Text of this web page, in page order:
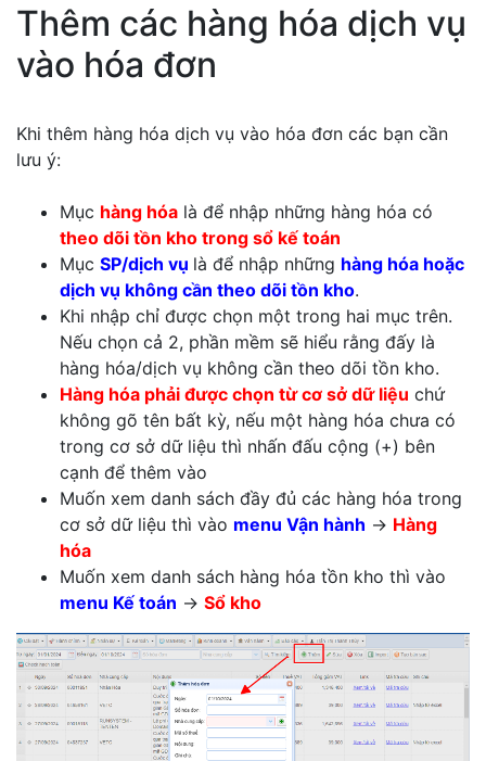
Thêm các hàng hóa dịch vụ
vào hóa đơn
Khi thêm hàng hóa dịch vụ vào hóa đơn các bạn cần
lưu ý:
Mục hàng hóa là để nhập những hàng hóa có
theo dõi tồn kho trong sổ kế toán
Mục SP/dịch vụ là để nhập những hàng hóa hoặc
dịch vụ không cần theo dõi tồn kho.
Khi nhập chỉ được chọn một trong hai mục trên.
Nếu chọn cả 2, phần mềm sẽ hiểu rằng đấy là
hàng hóa/dịch vụ không cần theo dõi tồn kho.
Hàng hóa phải được chọn từ cơ sở dữ liệu chứ
không gõ tên bất kỳ, nếu một hàng hóa chưa có
trong cơ sở dữ liệu thì nhấn đấu cộng (+) bên
cạnh để thêm vào
Muốn xem danh sách đầy đủ các hàng hóa trong
cơ sở dữ liệu thì vào menu Vận hành -> Hàng
hóa
Muốn xem danh sách hàng hóa tồn kho thì vào
menu Kế toán -> Sổ kho